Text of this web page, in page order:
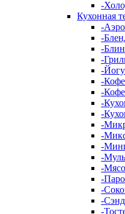
-
Кухонная
-
-
-
-
-
-
-
-
-
-
-
-
-
-
-
-
-
-